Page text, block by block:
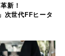
新！
次世代FFヒータ